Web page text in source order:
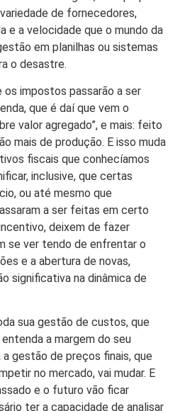
de fornecedores,
e a velocidade que o mundo da
em planilhas ou sistemas
o desastre.
impostos passarão a ser
que é daí que vem o
valor agregado”, e mais: feito
mais de produção. E isso muda
fiscais que conhecíamos
inclusive, que certas
ou até mesmo que
a ser feitas em certo
deixem de fazer
se ver tendo de enfrentar o
e a abertura de novas,
significativa na dinâmica de
sua gestão de custos, que
a margem do seu
gestão de preços finais, que
no mercado, vai mudar. E
e o futuro vão ficar
ter a capacidade de analisar